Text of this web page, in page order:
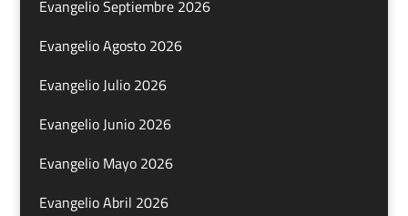
Evangelio Septiembre 2026
Evangelio Agosto 2026
Evangelio Julio 2026
Evangelio Junio 2026
Evangelio Mayo 2026
Evangelio Abril 2026